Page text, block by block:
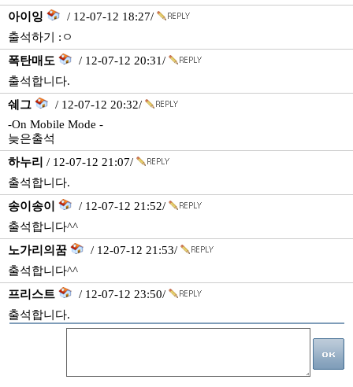
아이잉
/ 12-07-12 18:27/
출석하기 :ㅇ
폭탄매도
/ 12-07-12 20:31/
출석합니다.
쉐그
/ 12-07-12 20:32/
-On Mobile Mode -
늦은출석
하누리 / 12-07-12 21:07/
출석합니다.
송이송이
/ 12-07-12 21:52/
출석합니다^^
노가리의꿈
/ 12-07-12 21:53/
출석합니다^^
프리스트
/ 12-07-12 23:50/
출석합니다.